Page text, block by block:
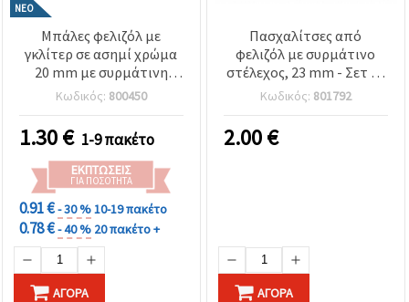
ΝΈΟ
Μπάλες φελιζόλ με
γκλίτερ σε ασημί χρώμα
20 mm με συρμάτινη
βάση – Σετ 20 τεμαχίων –
Ιδανικές για
ανθοσυνθέσεις,
εορταστικές
διακοσμήσεις και
δημιουργικές
Κωδικός: 800450
1.30€ 1-9 πακέτο
ΕΚΠΤΏΣΕΙΣ
ΓΙΑ ΠΟΣΌΤΗΤΑ
0.91 €- 30 %10-19 πακέτο
0.78 €- 40 % 20 πακέτο +
ΑΓΟΡΆ
Πασχαλίτσες από
φελιζόλ με συρμάτινο
στέλεχος, 23 mm - Σετ 10
τεμ., στικ χειροτεχνίας
για DIY ανθοσυνθέσεις,
στεφάνια, στολίδια &
εορταστική διακόσμηση
Κωδικός: 801792
2.00€
ΑΓΟΡΆ